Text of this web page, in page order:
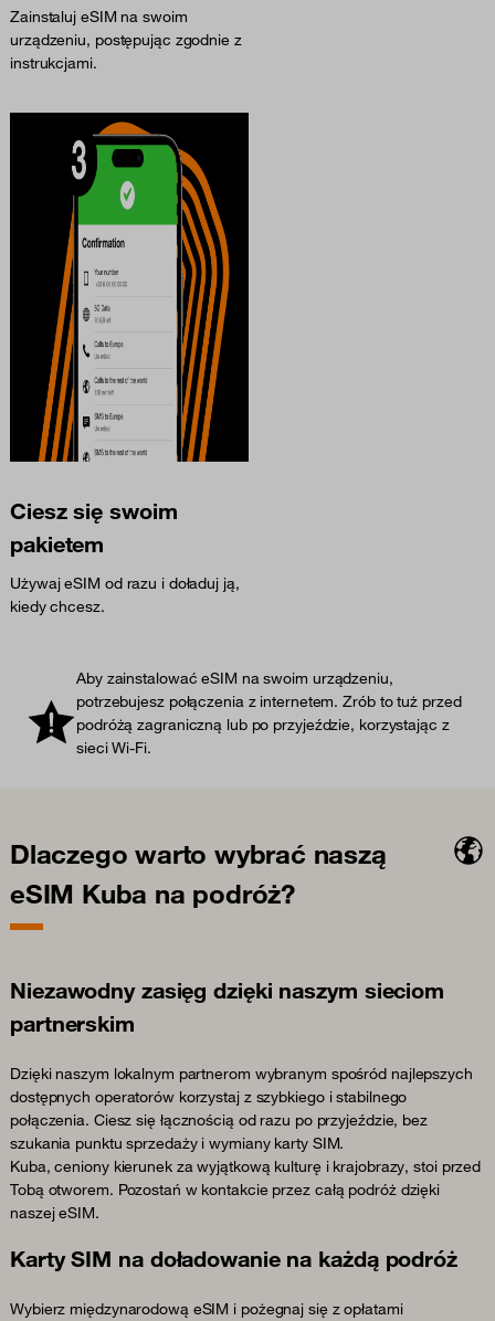
Zainstaluj eSIM na swoim
urządzeniu, postępując zgodnie z
instrukcjami.
Ciesz się swoim
pakietem
Używaj eSIM od razu i doładuj ją,
kiedy chcesz.
Aby zainstalować eSIM na swoim urządzeniu,
potrzebujesz połączenia z internetem. Zrób to tuż przed
podróżą zagraniczną lub po przyjeździe, korzystając z
sieci Wi-Fi.
Dlaczego warto wybrać naszą
eSIM Kuba na podróż?
Niezawodny zasięg dzięki naszym sieciom
partnerskim
Dzięki naszym lokalnym partnerom wybranym spośród najlepszych
dostępnych operatorów korzystaj z szybkiego i stabilnego
połączenia. Ciesz się łącznością od razu po przyjeździe, bez
szukania punktu sprzedaży i wymiany karty SIM.
Kuba, ceniony kierunek za wyjątkową kulturę i krajobrazy, stoi przed
Tobą otworem. Pozostań w kontakcie przez całą podróż dzięki
naszej eSIM.
Karty SIM na doładowanie na każdą podróż
Wybierz międzynarodową eSIM i pożegnaj się z opłatami